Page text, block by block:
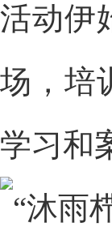
活动伊
场，培
学习和